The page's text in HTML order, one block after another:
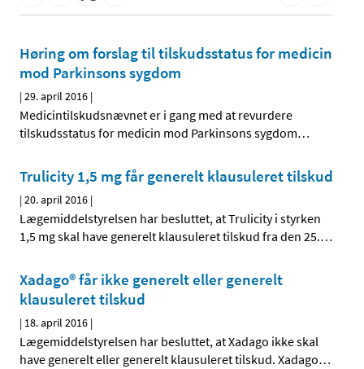
Høring om forslag til tilskudsstatus for medicin
mod Parkinsons sygdom
|29. april 2016 |
Medicintilskudsnævnet er i gang med at revurdere
tilskudsstatus for medicin mod Parkinsons sygdom…
Trulicity 1,5 mg får generelt klausuleret tilskud
|20. april 2016 |
Lægemiddelstyrelsen har besluttet, at Trulicity i styrken
1,5 mg skal have generelt klausuleret tilskud fra den 25.…
Xadago® får ikke generelt eller generelt
klausuleret tilskud
| 18. april 2016 |
Lægemiddelstyrelsen har besluttet, at Xadago ikke skal
have generelt eller generelt klausuleret tilskud. Xadago…